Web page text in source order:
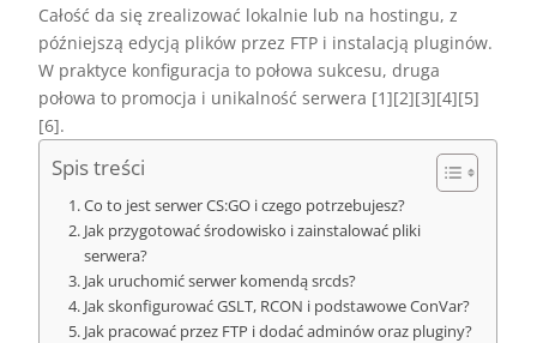
Całość da się zrealizować lokalnie lub na hostingu, z
późniejszą edycją plików przez FTP i instalacją pluginów.
W praktyce konfiguracja to połowa sukcesu, druga
połowa to promocja i unikalność serwera [1][2][3][4][5]
[6].
Spis treści
Co to jest serwer CS:GO i czego potrzebujesz?
Jak przygotować środowisko i zainstalować pliki
serwera?
Jak uruchomić serwer komendą srcds?
Jak skonfigurować GSLT, RCON i podstawowe ConVar?
Jak pracować przez FTP i dodać adminów oraz pluginy?